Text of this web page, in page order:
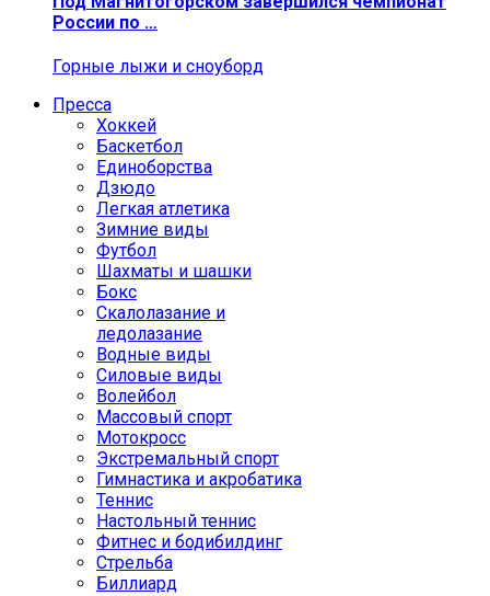
России по …
Горные лыжи и сноуборд
Пресса
Хоккей
Баскетбол
Единоборства
Дзюдо
Легкая атлетика
Зимние виды
Футбол
Шахматы и шашки
Бокс
Скалолазание и
ледолазание
Водные виды
Силовые виды
Волейбол
Массовый спорт
Мотокросс
Экстремальный спорт
Гимнастика и акробатика
Теннис
Настольный теннис
Фитнес и бодибилдинг
Стрельба
Биллиард